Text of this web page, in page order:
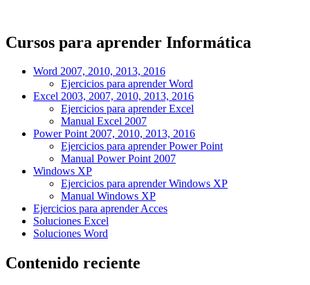
Cursos para aprender Informática
Word 2007, 2010, 2013, 2016
Ejercicios para aprender Word
Excel 2003, 2007, 2010, 2013, 2016
Ejercicios para aprender Excel
Manual Excel 2007
Power Point 2007, 2010, 2013, 2016
Ejercicios para aprender Power Point
Manual Power Point 2007
Windows XP
Ejercicios para aprender Windows XP
Manual Windows XP
Ejercicios para aprender Acces
Soluciones Excel
Soluciones Word
Contenido reciente